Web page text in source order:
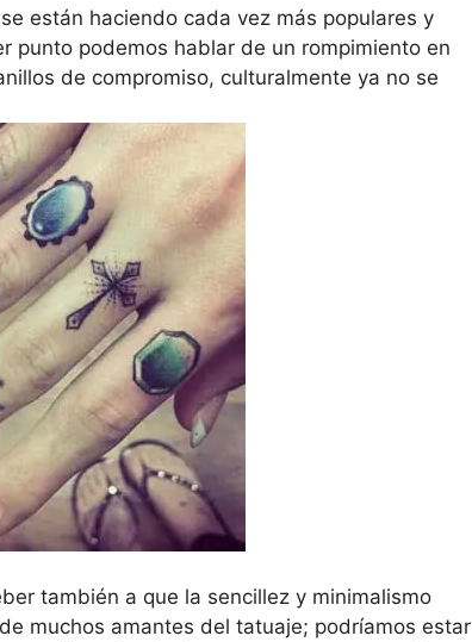
se están haciendo cada vez más populares y
punto podemos hablar de un rompimiento en
de compromiso, culturalmente ya no se
también a que la sencillez y minimalismo
muchos amantes del tatuaje; podríamos estar